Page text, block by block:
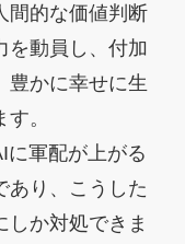
間的な価値判断
を動員し、付加
豊かに幸せに生
。
に軍配が上がる
あり、こうした
しか対処できま